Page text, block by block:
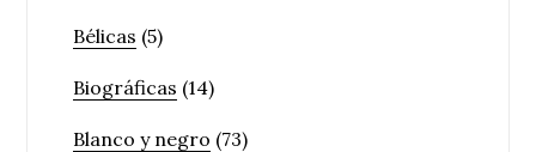
Bélicas (5)
Biográficas (14)
Blanco y negro (73)